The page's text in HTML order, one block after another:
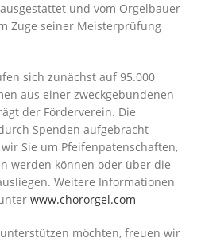
und vom Orgelbauer
Zuge seiner Meisterprüfung
sich zunächst auf 95.000
aus einer zweckgebundenen
der Förderverein. Die
Spenden aufgebracht
Sie um Pfeifenpatenschaften,
werden können oder über die
Weitere Informationen
www.chororgel.com
möchten, freuen wir